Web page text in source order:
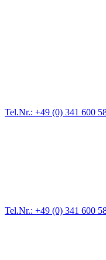
Tel.Nr.: +49 (0) 341 600
Tel.Nr.: +49 (0) 341 600